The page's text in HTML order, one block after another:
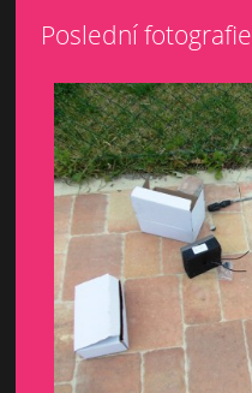
Poslední fotografie